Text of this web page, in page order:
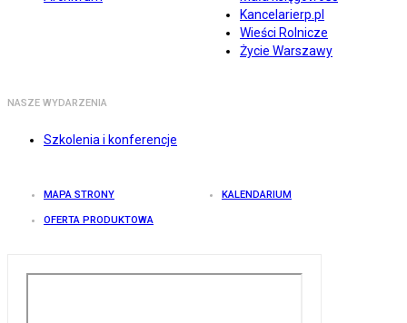
Kancelarierp.pl
Wieści Rolnicze
Życie Warszawy
NASZE WYDARZENIA
Szkolenia i konferencje
MAPA STRONY KALENDARIUM
OFERTA PRODUKTOWA